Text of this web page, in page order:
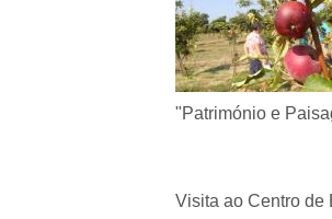
"Património e
Visita ao Centro de